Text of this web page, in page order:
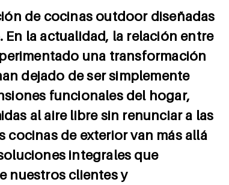
de cocinas outdoor diseñadas
En la actualidad, la relación entre
una transformación
dejado de ser simplemente
funcionales del hogar,
al aire libre sin renunciar a las
cocinas de exterior van más allá
integrales que
nuestros clientes y